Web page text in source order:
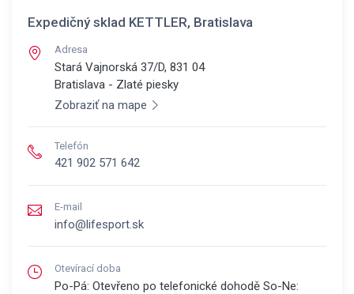
Expedičný sklad KETTLER, Bratislava
Adresa
Stará Vajnorská 37/D, 831 04
Bratislava - Zlaté piesky
Zobraziť na mape
Telefón
421 902 571 642
E-mail
info@lifesport.sk
Otevírací doba
Po-Pá: Otevřeno po telefonické dohodě So-Ne: